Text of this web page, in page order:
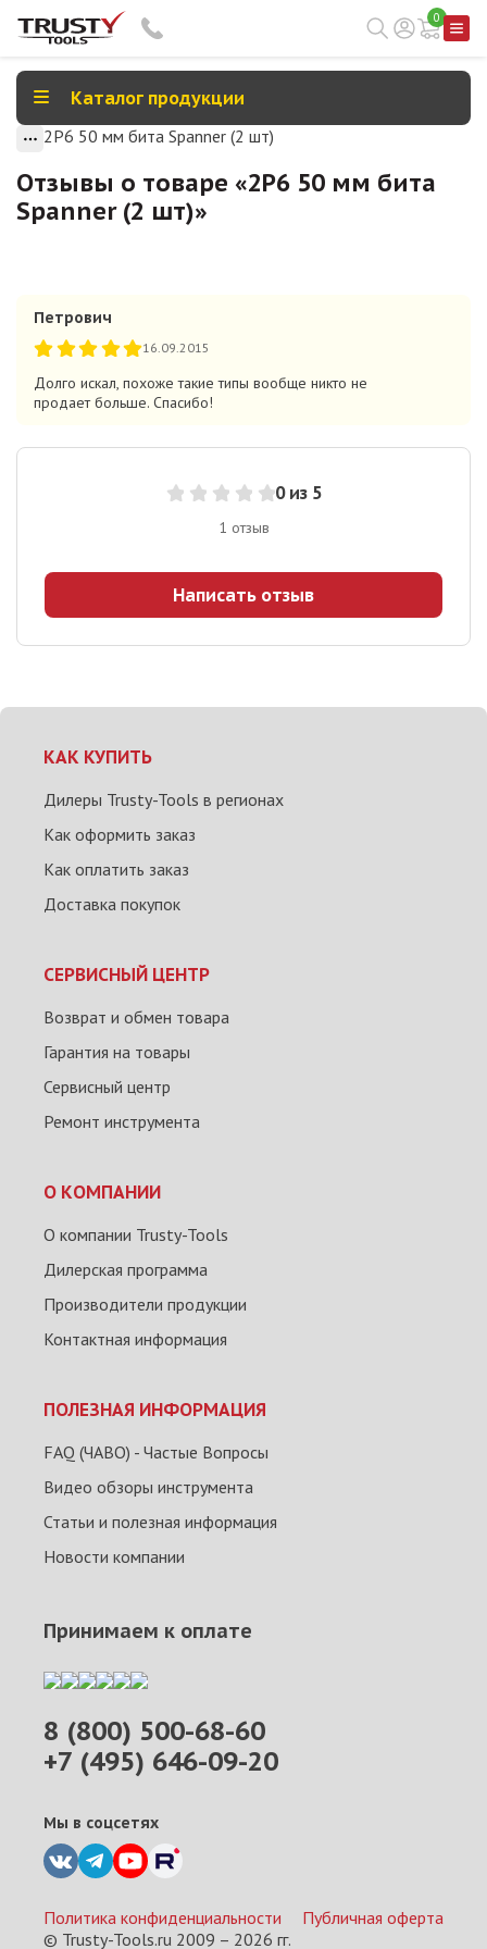
0
Каталог продукции
2P6 50 мм бита Spanner (2 шт)
Отзывы о товаре «2P6 50 мм бита
Spanner (2 шт)»
0 из 5
1 отзыв
Написать отзыв
Петрович
16.09.2015
Долго искал, похоже такие типы вообще никто не
продает больше. Спасибо!
КАК КУПИТЬ
Дилеры Trusty-Tools в регионах
Как оформить заказ
Как оплатить заказ
Доставка покупок
СЕРВИСНЫЙ ЦЕНТР
Возврат и обмен товара
Гарантия на товары
Сервисный центр
Ремонт инструмента
О КОМПАНИИ
О компании Trusty-Tools
Дилерская программа
Производители продукции
Контактная информация
ПОЛЕЗНАЯ ИНФОРМАЦИЯ
FAQ (ЧАВО) - Частые Вопросы
Видео обзоры инструмента
Статьи и полезная информация
Новости компании
8 (800) 500-68-60
+7 (495) 646-09-20
Мы в соцсетях
Принимаем к оплате
Политика конфиденциальности
Публичная оферта
© Trusty-Tools.ru 2009 – 2026 гг.